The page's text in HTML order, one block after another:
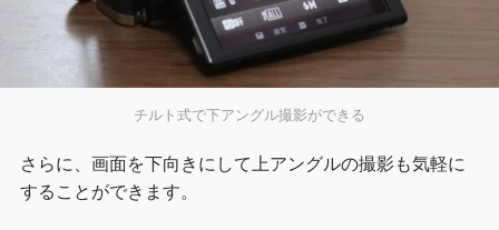
チルト式で下アングル撮影ができる
さらに、画面を下向きにして上アングルの撮影も気軽に
することができます。